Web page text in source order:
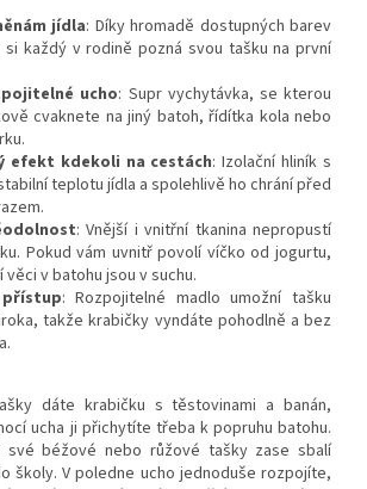
jídla: Díky hromadě dostupných barev
každý v rodině pozná svou tašku na první
ucho: Supr vychytávka, se kterou
cvaknete na jiný batoh, řídítka kola nebo
efekt kdekoli na cestách: Izolační hliník s
teplotu jídla a spolehlivě ho chrání před
: Vnější i vnitřní tkanina nepropustí
Pokud vám uvnitř povolí víčko od jogurtu,
v batohu jsou v suchu.
: Rozpojitelné madlo umožní tašku
takže krabičky vyndáte pohodlně a bez
dáte krabičku s těstovinami a banán,
ucha ji přichytíte třeba k popruhu batohu.
béžové nebo růžové tašky zase sbalí
školy. V poledne ucho jednoduše rozpojíte,